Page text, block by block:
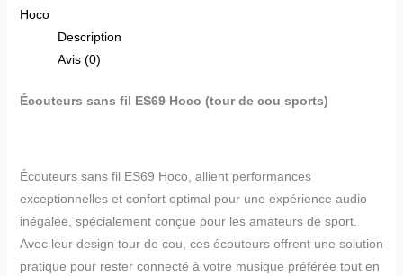
Hoco
Description
Avis (0)
Écouteurs sans fil ES69 Hoco (tour de cou sports)
Écouteurs sans fil ES69 Hoco, allient performances
exceptionnelles et confort optimal pour une expérience audio
inégalée, spécialement conçue pour les amateurs de sport.
Avec leur design tour de cou, ces écouteurs offrent une solution
pratique pour rester connecté à votre musique préférée tout en